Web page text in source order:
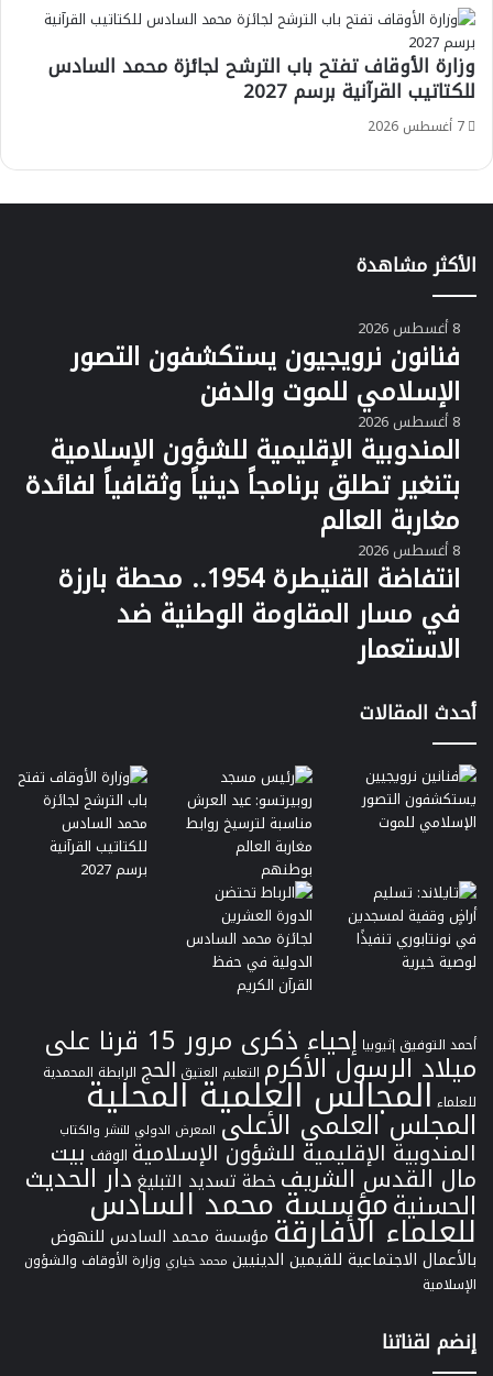
وزارة الأوقاف تفتح باب الترشح لجائزة محمد السادس
للكتاتيب القرآنية برسم 2027
7 أغسطس 2026
الأكثر مشاهدة
8 أغسطس 2026
فنانون نرويجيون يستكشفون التصور
الإسلامي للموت والدفن
8 أغسطس 2026
المندوبية الإقليمية للشؤون الإسلامية
بتنغير تطلق برنامجاً دينياً وثقافياً لفائدة
مغاربة العالم
8 أغسطس 2026
انتفاضة القنيطرة 1954.. محطة بارزة
في مسار المقاومة الوطنية ضد
الاستعمار
أحدث المقالات
أحمد التوفيق إثيوبيا إحياء ذكرى مرور 15 قرنا على
ميلاد الرسول الأكرم التعليم العتيق الحج الرابطة المحمدية
للعلماءالمجالس العلمية المحلية
المجلس العلمي الأعلى المعرض الدولي للنشر والكتاب
المندوبية الإقليمية للشؤون الإسلامية الوقف بيت
مال القدس الشريف خطة تسديد التبليغ دار الحديث
الحسنيةمؤسسة محمد السادس
للعلماء الأفارقة مؤسسة محمد السادس للنهوض
بالأعمال الاجتماعية للقيمين الدينيين محمد خياري وزارة الأوقاف والشؤون
الإسلامية
إنضم لقناتنا